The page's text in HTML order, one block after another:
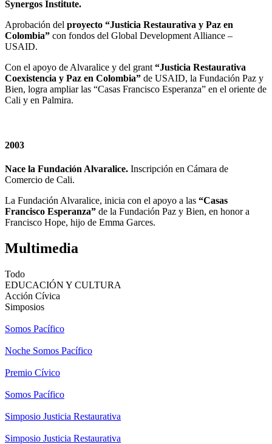
Synergos Institute.
Aprobación del proyecto “Justicia Restaurativa y Paz en
Colombia” con fondos del Global Development Alliance –
USAID.
Con el apoyo de Alvaralice y del grant “Justicia Restaurativa
Coexistencia y Paz en Colombia” de USAID, la Fundación Paz y
Bien, logra ampliar las “Casas Francisco Esperanza” en el oriente de
Cali y en Palmira.
2003
Nace la Fundación Alvaralice. Inscripción en Cámara de
Comercio de Cali.
La Fundación Alvaralice, inicia con el apoyo a las “Casas
Francisco Esperanza” de la Fundación Paz y Bien, en honor a
Francisco Hope, hijo de Emma Garces.
Multimedia
Todo
EDUCACIÓN Y CULTURA
Acción Cívica
Simposios
Somos Pacífico
Noche Somos Pacífico
Premio Cívico
Somos Pacífico
Simposio Justicia Restaurativa
Simposio Justicia Restaurativa